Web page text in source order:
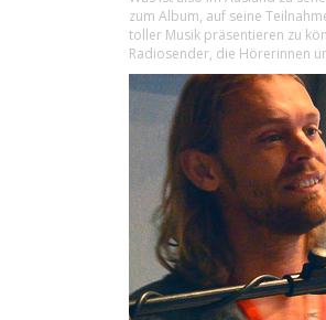
zum Album, auf seine
toller Musik präsentieren zu
Radiosender, die Hörerinnen